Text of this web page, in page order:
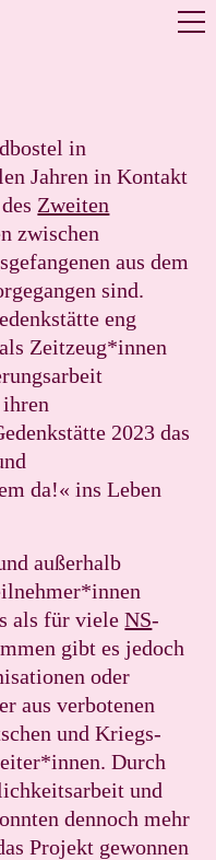
in
Jahren in Kontakt
Zweiten
zwischen
aus dem
sind.
eng
Zeitzeug*innen
2023 das
da!« ins Leben
außerhalb
als für vieleNS-
gibt es jedoch
oder
aus verbotenen
und Kriegs­
Durch
und
dennoch mehr
Projekt gewonnen